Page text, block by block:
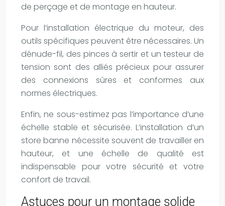
de perçage et de montage en hauteur.
Pour l’installation électrique du moteur, des
outils spécifiques peuvent être nécessaires. Un
dénude-fil, des pinces à sertir et un testeur de
tension sont des alliés précieux pour assurer
des connexions sûres et conformes aux
normes électriques.
Enfin, ne sous-estimez pas l’importance d’une
échelle stable et sécurisée. L’installation d’un
store banne nécessite souvent de travailler en
hauteur, et une échelle de qualité est
indispensable pour votre sécurité et votre
confort de travail.
Astuces pour un montage solide